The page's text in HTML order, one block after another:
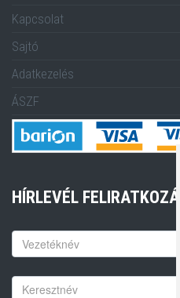
Kapcsolat
Sajtó
Adatkezelés
ÁSZF
HÍRLEVÉL FELIRATKOZÁS
Keresztnév
Vezetéknév